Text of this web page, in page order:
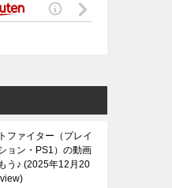
ファイター（プレイ
ョン・PS1）の動画
う♪ 2025年12月20